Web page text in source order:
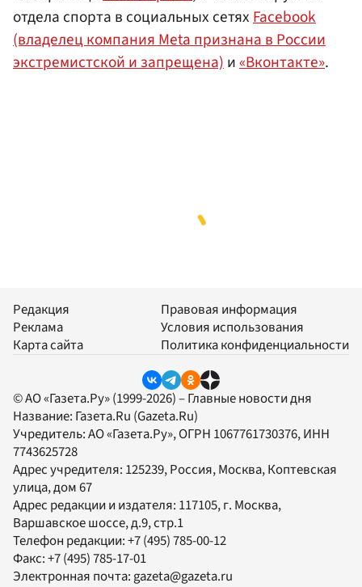
отдела спорта в социальных сетяхFacebook
(владелец компания Meta признана в России
экстремистской и запрещена)и«Вконтакте».
Редакция
Реклама
Карта сайта
Правовая информация
Условия использования
Политика конфиденциальности
© АО «Газета.Ру» (1999-2026) – Главные новости дня
Название: Газета.Ru (Gazeta.Ru)
Учредитель:АО «Газета.Ру», ОГРН 1067761730376, ИНН
7743625728
Адрес учредителя: 125239, Россия, Москва, Коптевская
улица, дом 67
Адрес редакции и издателя: 117105, г. Москва,
Варшавское шоссе, д.9, стр.1
Телефон редакции:+7 (495) 785-00-12
Факс:+7 (495) 785-17-01
Электронная почта: gazeta@gazeta.ru